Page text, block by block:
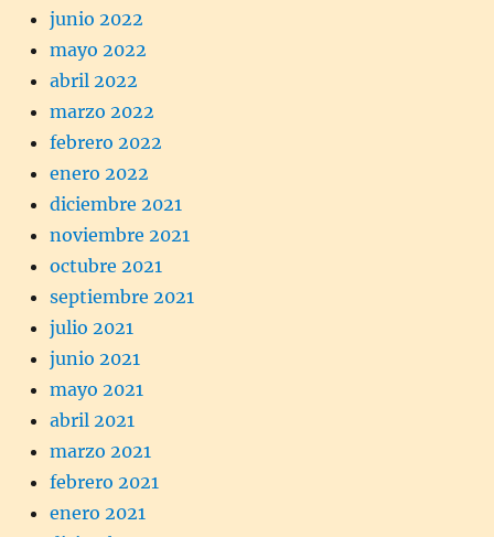
junio 2022
mayo 2022
abril 2022
marzo 2022
febrero 2022
enero 2022
diciembre 2021
noviembre 2021
octubre 2021
septiembre 2021
julio 2021
junio 2021
mayo 2021
abril 2021
marzo 2021
febrero 2021
enero 2021